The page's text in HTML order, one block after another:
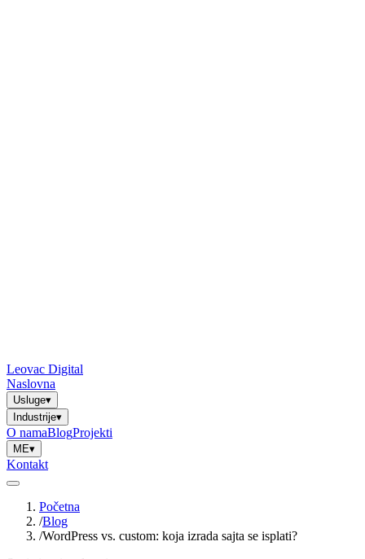
Leovac Digital
Naslovna
Usluge▾
Industrije▾
O namaBlogProjekti
ME▾
Kontakt
Početna
/Blog
/WordPress vs. custom: koja izrada sajta se isplati?